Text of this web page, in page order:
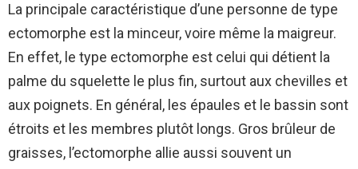
La principale caractéristique d’une personne de type
ectomorphe est la minceur, voire même la maigreur.
En effet, le type ectomorphe est celui qui détient la
palme du squelette le plus fin, surtout aux chevilles et
aux poignets. En général, les épaules et le bassin sont
étroits et les membres plutôt longs. Gros brûleur de
graisses, l’ectomorphe allie aussi souvent un